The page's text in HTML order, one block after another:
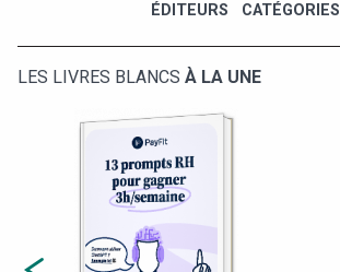
ÉDITEURS CATÉGORIES
LES LIVRES BLANCS À LA UNE